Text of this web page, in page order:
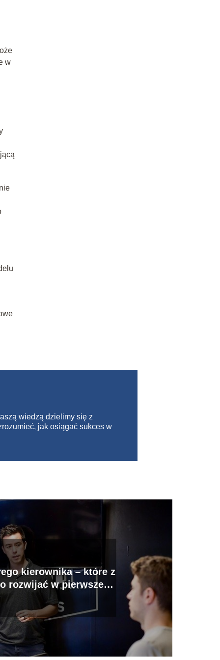
w
wiedzą dzielimy się z
jak osiągać sukces w
kierownika – które z
rozwijać w pierwszej
kolejności?